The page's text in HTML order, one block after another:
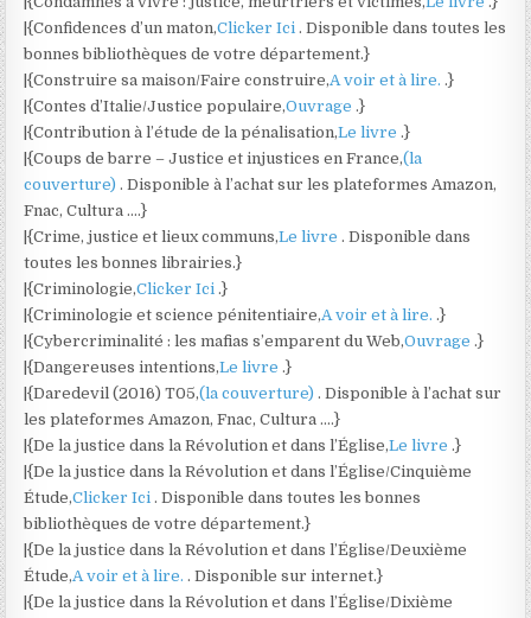
|{Confidences d’un maton,Clicker Ici. Disponible dans toutes les
bonnes bibliothèques de votre département.}
|{Construire sa maison/Faire construire,A voir et à lire..}
|{Contes d’Italie/Justice populaire,Ouvrage.}
|{Contribution à l’étude de la pénalisation,Le livre.}
|{Coups de barre – Justice et injustices en France,(la
couverture). Disponible à l’achat sur les plateformes Amazon,
Fnac, Cultura ….}
|{Crime, justice et lieux communs,Le livre. Disponible dans
toutes les bonnes librairies.}
|{Criminologie,Clicker Ici.}
|{Criminologie et science pénitentiaire,A voir et à lire..}
|{Cybercriminalité : les mafias s’emparent du Web,Ouvrage.}
|{Dangereuses intentions,Le livre.}
|{Daredevil (2016) T05,(la couverture). Disponible à l’achat sur
les plateformes Amazon, Fnac, Cultura ….}
|{De la justice dans la Révolution et dans l’Église,Le livre.}
|{De la justice dans la Révolution et dans l’Église/Cinquième
Étude,Clicker Ici. Disponible dans toutes les bonnes
bibliothèques de votre département.}
|{De la justice dans la Révolution et dans l’Église/Deuxième
Étude,A voir et à lire.. Disponible sur internet.}
|{De la justice dans la Révolution et dans l’Église/Dixième